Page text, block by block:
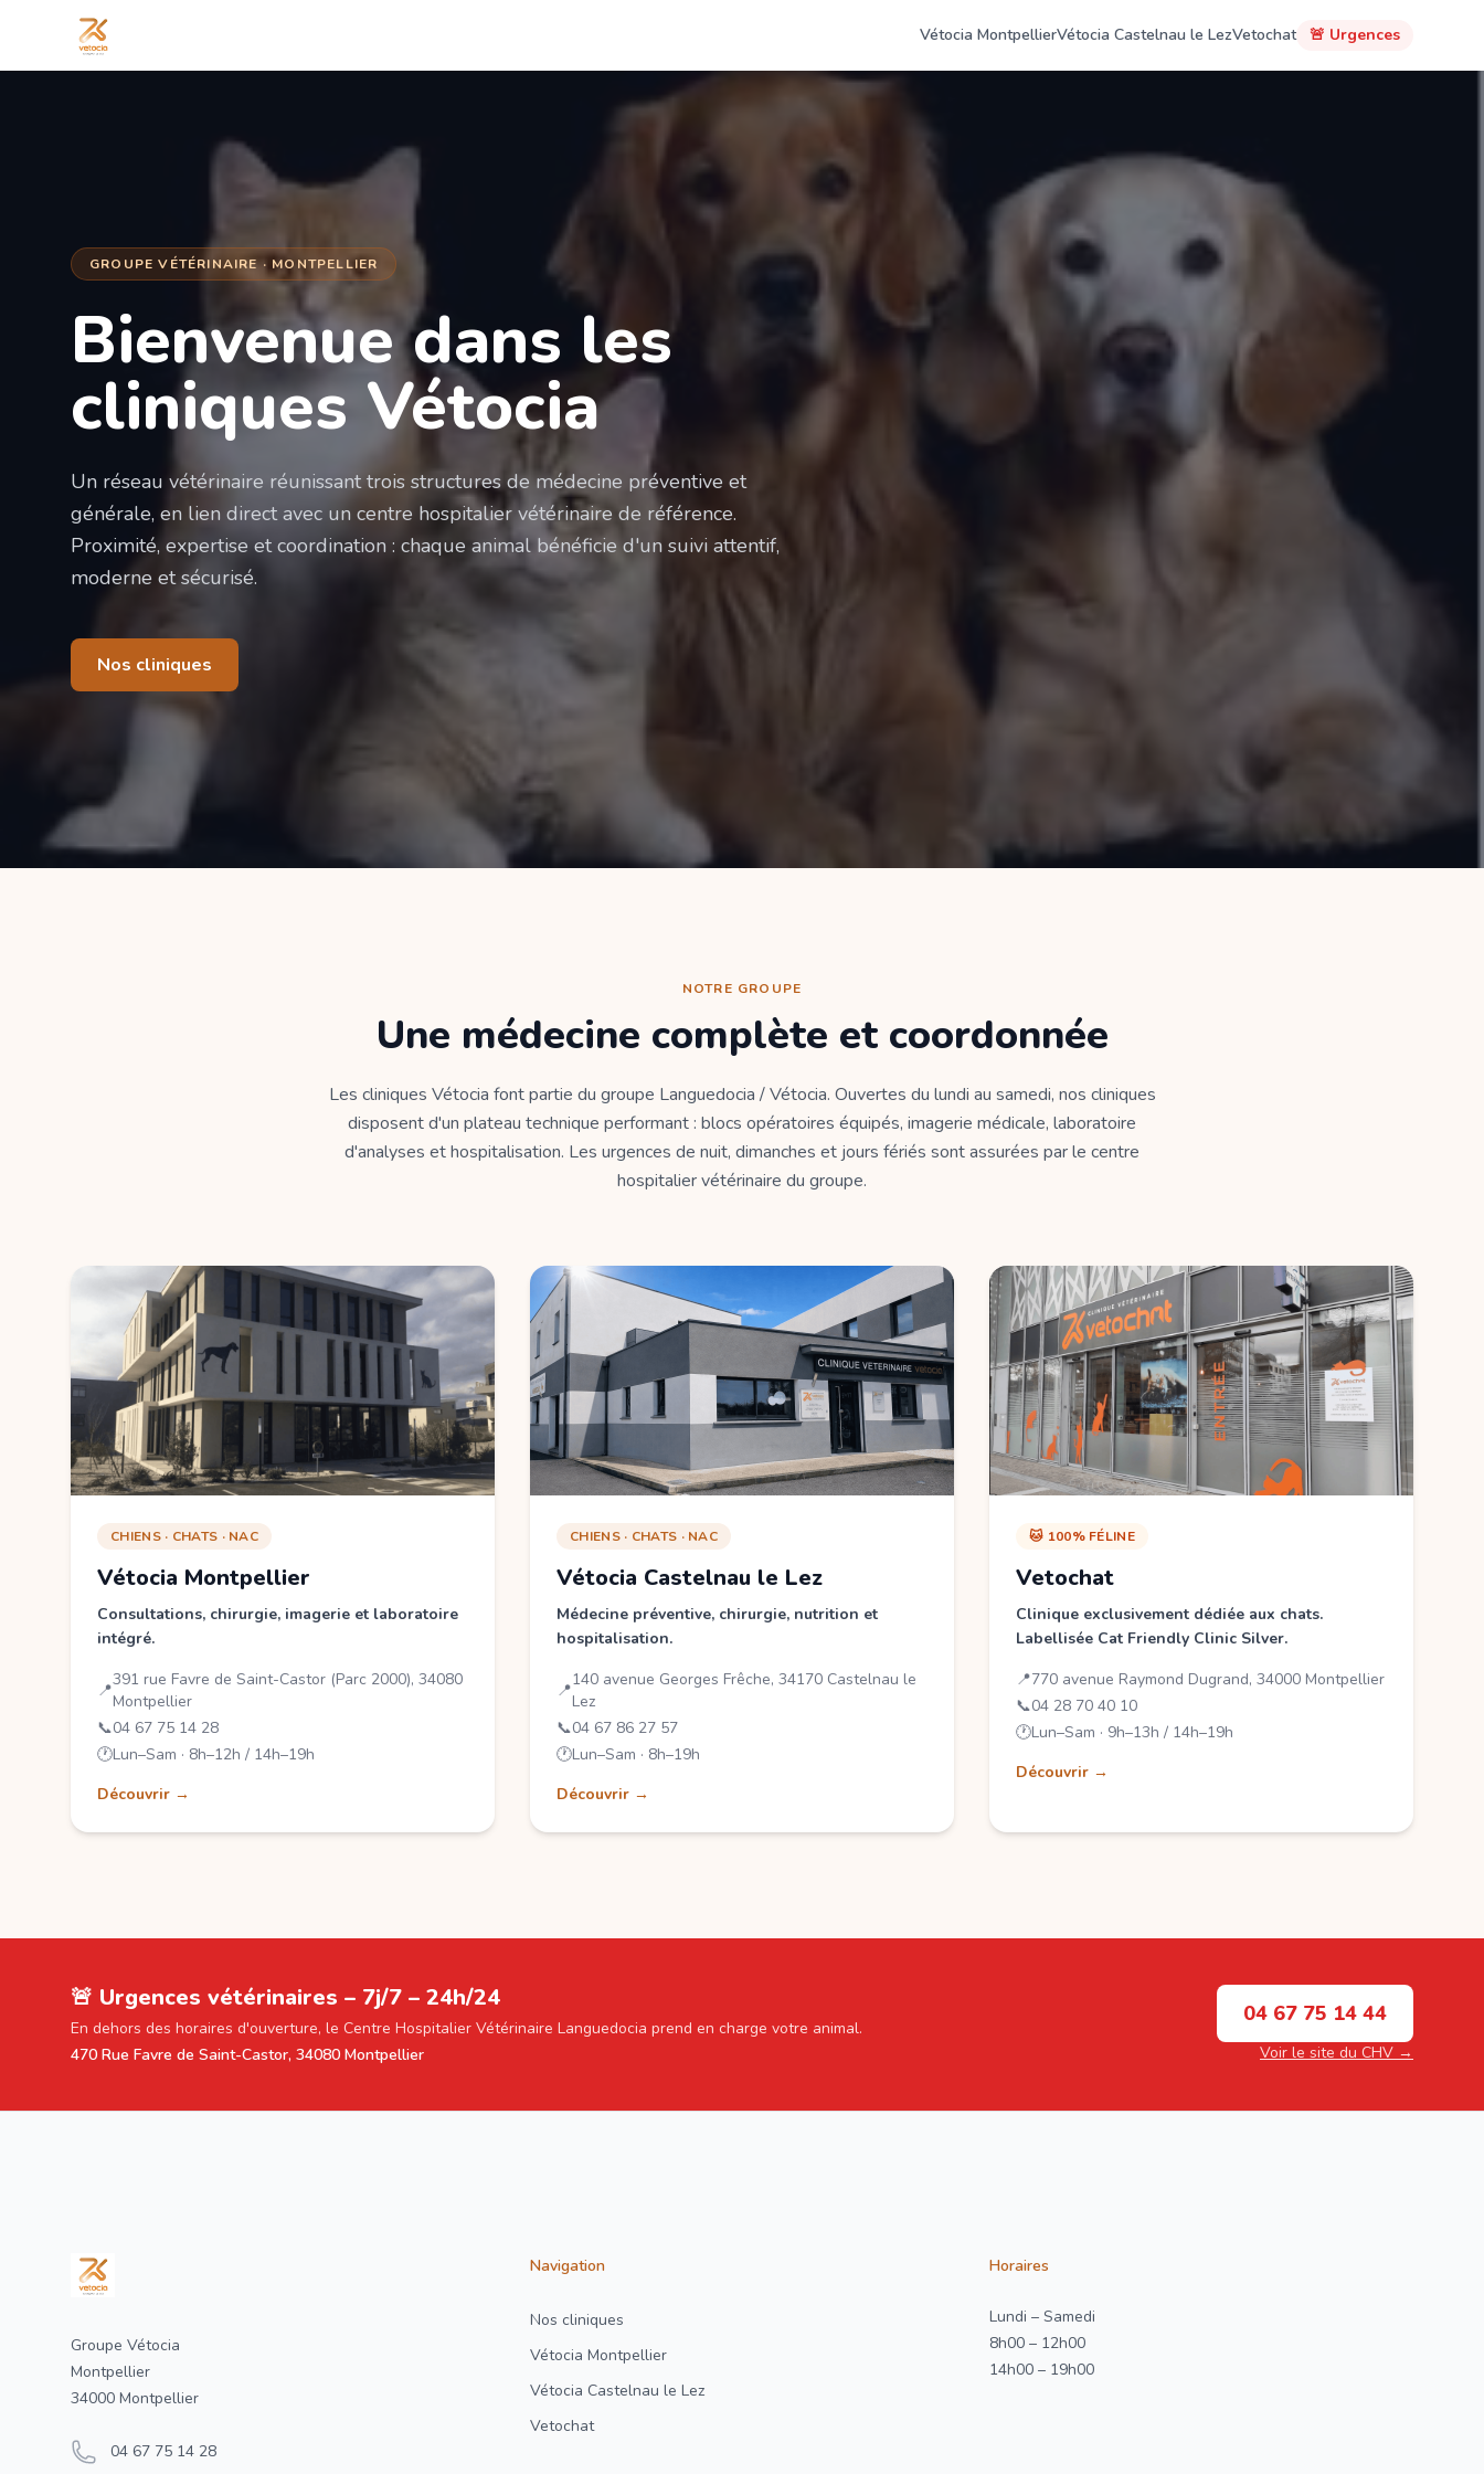
Vétocia MontpellierVétocia Castelnau le LezVetochat 🚨 Urgences
GROUPE VÉTÉRINAIRE · MONTPELLIER
Bienvenue dans les
cliniques Vétocia
Un réseau vétérinaire réunissant trois structures de médecine préventive et
générale, en lien direct avec un centre hospitalier vétérinaire de référence.
Proximité, expertise et coordination : chaque animal bénéficie d'un suivi attentif,
moderne et sécurisé.
Nos cliniques
NOTRE GROUPE
Une médecine complète et coordonnée
Les cliniques Vétocia font partie du groupe Languedocia / Vétocia. Ouvertes du lundi au samedi, nos cliniques
disposent d'un plateau technique performant : blocs opératoires équipés, imagerie médicale, laboratoire
d'analyses et hospitalisation. Les urgences de nuit, dimanches et jours fériés sont assurées par le centre
hospitalier vétérinaire du groupe.
CHIENS · CHATS · NAC
Vétocia Montpellier
Consultations, chirurgie, imagerie et laboratoire
intégré.
📍
391 rue Favre de Saint-Castor (Parc 2000), 34080
Montpellier
📞04 67 75 14 28
🕐Lun–Sam · 8h–12h / 14h–19h
Découvrir →
CHIENS · CHATS · NAC
Vétocia Castelnau le Lez
Médecine préventive, chirurgie, nutrition et
hospitalisation.
📍
140 avenue Georges Frêche, 34170 Castelnau le
Lez
📞04 67 86 27 57
🕐Lun–Sam · 8h–19h
Découvrir →
🐱 100% FÉLINE
Vetochat
Clinique exclusivement dédiée aux chats.
Labellisée Cat Friendly Clinic Silver.
📍770 avenue Raymond Dugrand, 34000 Montpellier
📞04 28 70 40 10
🕐Lun–Sam · 9h–13h / 14h–19h
Découvrir →
🚨 Urgences vétérinaires – 7j/7 – 24h/24
En dehors des horaires d'ouverture, le Centre Hospitalier Vétérinaire Languedocia prend en charge votre animal.
470 Rue Favre de Saint-Castor, 34080 Montpellier
04 67 75 14 44
Voir le site du CHV →
Groupe Vétocia
Montpellier
34000 Montpellier
04 67 75 14 28
Navigation
Nos cliniques
Vétocia Montpellier
Vétocia Castelnau le Lez
Vetochat
Horaires
Lundi – Samedi
8h00 – 12h00
14h00 – 19h00